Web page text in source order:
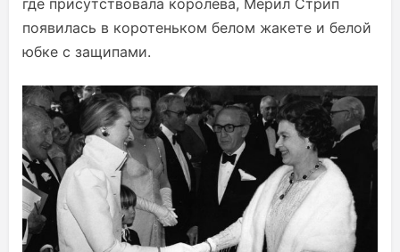
появилась в коротеньком белом жакете и белой
юбке с защипами.